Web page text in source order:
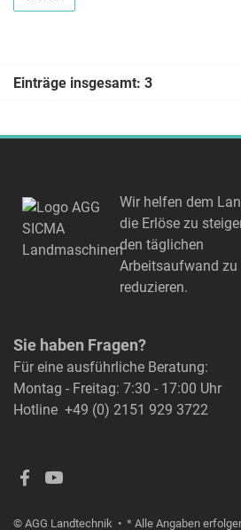
Einträge insgesamt: 3
Wir helfen dem
die Erlöse zu
den täglichen
Arbeitsaufwand zu
reduzieren.
Sie haben Fragen?
Für eine ausführliche Beratung:
Montag - Freitag: 7:30 - 17:00 Uhr
Hotline +49 (0) 2151 929 3722
© AGG Landtechnik • * Alle Angaben